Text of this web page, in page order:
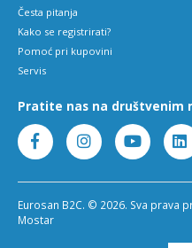
Česta pitanja
Kako se registrirati?
Pomoć pri kupovini
Servis
Pratite nas na društvenim
Eurosan B2C. © 2026. Sva prava
Mostar